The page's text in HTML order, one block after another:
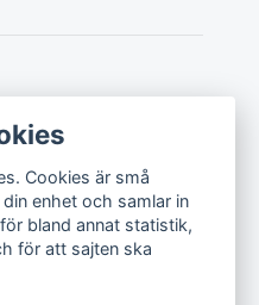
Cookies är små
enhet och samlar in
bland annat statistik,
för att sajten ska